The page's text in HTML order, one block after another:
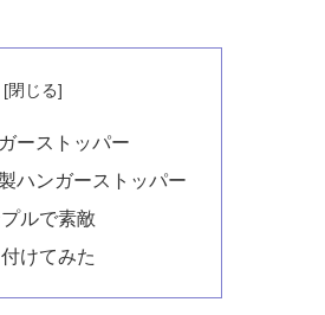
ーストッパー
ハンガーストッパー
ルで素敵
けてみた